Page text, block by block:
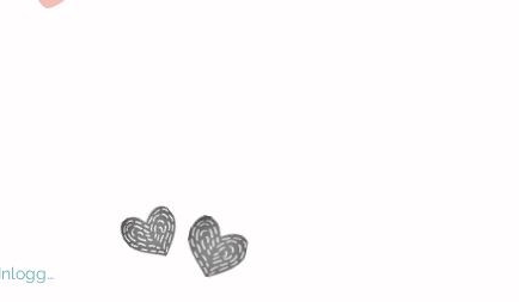
Inloggen